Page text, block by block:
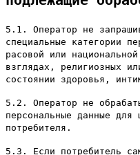
5.1. Оператор не
специальные категории
расовой или
взглядах, религиозных
состоянии здоровья,
5.2. Оператор не
персональные данные для
потребителя.
5.3. Если потребитель